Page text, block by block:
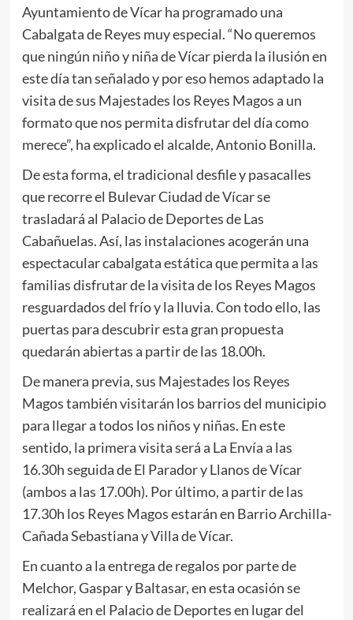
Ayuntamiento de Vícar ha programado una
Cabalgata de Reyes muy especial. “No queremos
que ningún niño y niña de Vícar pierda la ilusión en
este día tan señalado y por eso hemos adaptado la
visita de sus Majestades los Reyes Magos a un
formato que nos permita disfrutar del día como
merece”, ha explicado el alcalde, Antonio Bonilla.
De esta forma, el tradicional desfile y pasacalles
que recorre el Bulevar Ciudad de Vícar se
trasladará al Palacio de Deportes de Las
Cabañuelas. Así, las instalaciones acogerán una
espectacular cabalgata estática que permita a las
familias disfrutar de la visita de los Reyes Magos
resguardados del frío y la lluvia. Con todo ello, las
puertas para descubrir esta gran propuesta
quedarán abiertas a partir de las 18.00h.
De manera previa, sus Majestades los Reyes
Magos también visitarán los barrios del municipio
para llegar a todos los niños y niñas. En este
sentido, la primera visita será a La Envía a las
16.30h seguida de El Parador y Llanos de Vícar
(ambos a las 17.00h). Por último, a partir de las
17.30h los Reyes Magos estarán en Barrio Archilla-
Cañada Sebastiana y Villa de Vícar.
En cuanto a la entrega de regalos por parte de
Melchor, Gaspar y Baltasar, en esta ocasión se
realizará en el Palacio de Deportes en lugar del